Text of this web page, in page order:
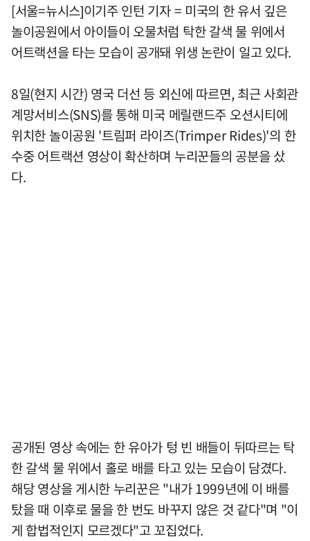
[서울=뉴시스]이기주 인턴 기자 = 미국의 한 유서 깊은
놀이공원에서 아이들이 오물처럼 탁한 갈색 물 위에서
어트랙션을 타는 모습이 공개돼 위생 논란이 일고 있다.
8일(현지 시간) 영국 더선 등 외신에 따르면, 최근 사회관
계망서비스(SNS)를 통해 미국 메릴랜드주 오션시티에
위치한 놀이공원 '트림퍼 라이즈(Trimper Rides)'의 한
수중 어트랙션 영상이 확산하며 누리꾼들의 공분을 샀
다.
공개된 영상 속에는 한 유아가 텅 빈 배들이 뒤따르는 탁
한 갈색 물 위에서 홀로 배를 타고 있는 모습이 담겼다.
해당 영상을 게시한 누리꾼은 "내가 1999년에 이 배를
탔을 때 이후로 물을 한 번도 바꾸지 않은 것 같다"며 "이
게 합법적인지 모르겠다"고 꼬집었다.